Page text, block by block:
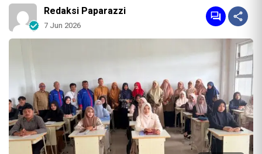
Redaksi Paparazzi
7 Jun 2026